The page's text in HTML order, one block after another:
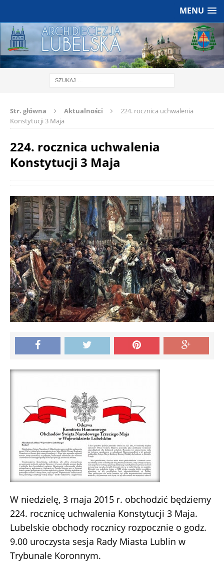
MENU
Str. główna Aktualności
224. rocznica uchwalenia
Konstytucji 3 Maja
224. rocznica uchwalenia
Konstytucji 3 Maja
W niedzielę, 3 maja 2015 r. obchodzić będziemy
224. rocznicę uchwalenia Konstytucji 3 Maja.
Lubelskie obchody rocznicy rozpocznie o godz.
9.00 uroczysta sesja Rady Miasta Lublin w
Trybunale Koronnym.